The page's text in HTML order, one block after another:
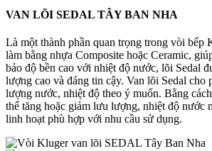
VAN LÕI SEDAL TÂY BAN NHA
Là một thành phần quan trọng trong vòi bếp
làm bằng nhựa Composite hoặc Ceramic,
bảo độ bền cao với nhiệt độ nước, lõi Sedal
lượng cao và đáng tin cậy. Van lõi Sedal cho
lượng nước, nhiệt độ theo ý muốn. Bằng
thể tăng hoặc giảm lưu lượng, nhiệt độ nước
linh hoạt phù hợp với nhu cầu sử dụng.